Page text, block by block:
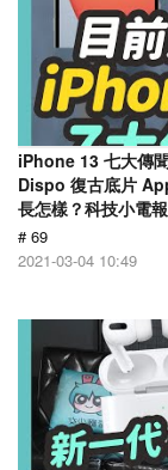
iPhone 13 七大傳
Dispo 復古底片
長怎樣？科技小電
# 69
2021-03-04 10:49